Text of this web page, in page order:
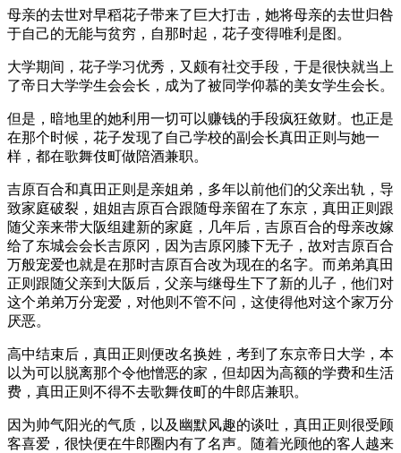
母亲的去世对早稻花子带来了巨大打击，她将母亲的去世归咎
于自己的无能与贫穷，自那时起，花子变得唯利是图。
大学期间，花子学习优秀，又颇有社交手段，于是很快就当上
了帝日大学学生会会长，成为了被同学仰慕的美女学生会长。
但是，暗地里的她利用一切可以赚钱的手段疯狂敛财。也正是
在那个时候，花子发现了自己学校的副会长真田正则与她一
样，都在歌舞伎町做陪酒兼职。
吉原百合和真田正则是亲姐弟，多年以前他们的父亲出轨，导
致家庭破裂，姐姐吉原百合跟随母亲留在了东京，真田正则跟
随父亲来带大阪组建新的家庭，几年后，吉原百合的母亲改嫁
给了东城会会长吉原冈，因为吉原冈膝下无子，故对吉原百合
万般宠爱也就是在那时吉原百合改为现在的名字。而弟弟真田
正则跟随父亲到大阪后，父亲与继母生下了新的儿子，他们对
这个弟弟万分宠爱，对他则不管不问，这使得他对这个家万分
厌恶。
高中结束后，真田正则便改名换姓，考到了东京帝日大学，本
以为可以脱离那个令他憎恶的家，但却因为高额的学费和生活
费，真田正则不得不去歌舞伎町的牛郎店兼职。
因为帅气阳光的气质，以及幽默风趣的谈吐，真田正则很受顾
客喜爱，很快便在牛郎圈内有了名声。随着光顾他的客人越来